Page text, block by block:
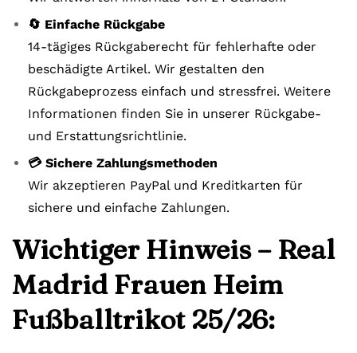
🔄 Einfache Rückgabe
14-tägiges Rückgaberecht für fehlerhafte oder
beschädigte Artikel. Wir gestalten den
Rückgabeprozess einfach und stressfrei. Weitere
Informationen finden Sie in unserer Rückgabe-
und Erstattungsrichtlinie.
💳 Sichere Zahlungsmethoden
Wir akzeptieren PayPal und Kreditkarten für
sichere und einfache Zahlungen.
Wichtiger Hinweis – Real
Madrid Frauen Heim
Fußballtrikot 25/26: